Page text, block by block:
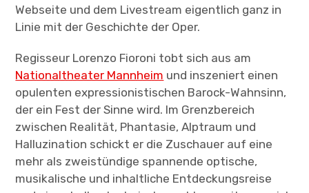
Webseite und dem Livestream eigentlich ganz in
Linie mit der Geschichte der Oper.
Regisseur Lorenzo Fioroni tobt sich aus am
Nationaltheater Mannheim und inszeniert einen
opulenten expressionistischen Barock-Wahnsinn,
der ein Fest der Sinne wird. Im Grenzbereich
zwischen Realität, Phantasie, Alptraum und
Halluzination schickt er die Zuschauer auf eine
mehr als zweistündige spannende optische,
musikalische und inhaltliche Entdeckungsreise